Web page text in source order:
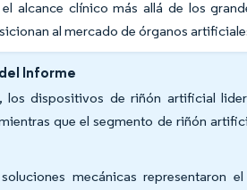
alcance clínico más allá de los
al mercado de órganos
Informe
los dispositivos de riñón artificial
que el segmento de riñón
mecánicas representaron